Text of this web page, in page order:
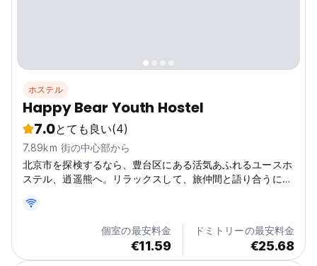
ホステル
Happy Bear Youth Hostel
7.0とても良い(4)
7.89km 街の中心部から
北京市を探検するなら、豊台区にある活気あふれるユースホ
ステル、逍遥熊へ。リラックスして、旅仲間と語り合うには
language)
個室の最安料金
€11.59
ドミトリーの最安料金
€25.68